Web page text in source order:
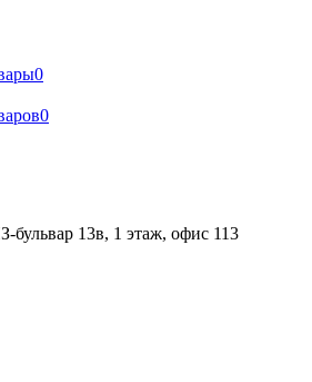
0
0
бульвар 13в, 1 этаж, офис 113